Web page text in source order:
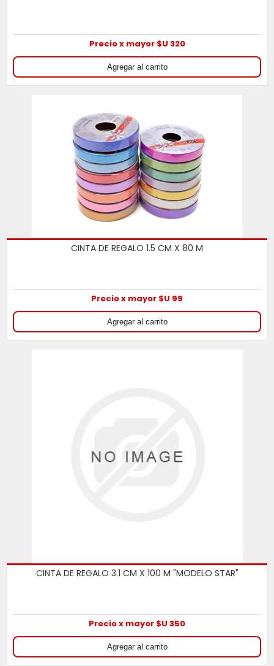
Precio x mayor $U 320
CINTA DE REGALO 1.5 CM X 80 M
Precio x mayor $U 99
CINTA DE REGALO 3.1 CM X 100 M "MODELO STAR"
Precio x mayor $U 350